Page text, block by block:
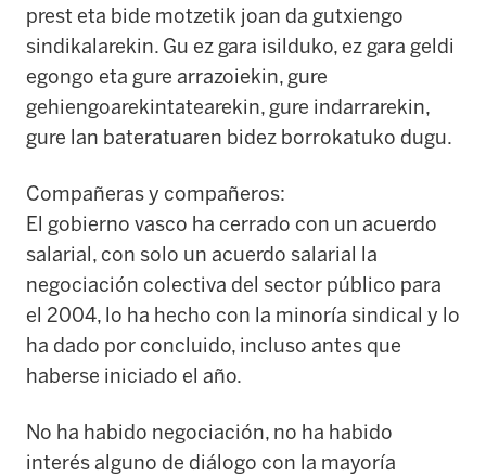
prest eta bide motzetik joan da gutxiengo
sindikalarekin. Gu ez gara isilduko, ez gara geldi
egongo eta gure arrazoiekin, gure
gehiengoarekintatearekin, gure indarrarekin,
gure lan bateratuaren bidez borrokatuko dugu.
Compañeras y compañeros:
El gobierno vasco ha cerrado con un acuerdo
salarial, con solo un acuerdo salarial la
negociación colectiva del sector público para
el 2004, lo ha hecho con la minoría sindical y lo
ha dado por concluido, incluso antes que
haberse iniciado el año.
No ha habido negociación, no ha habido
interés alguno de diálogo con la mayoría